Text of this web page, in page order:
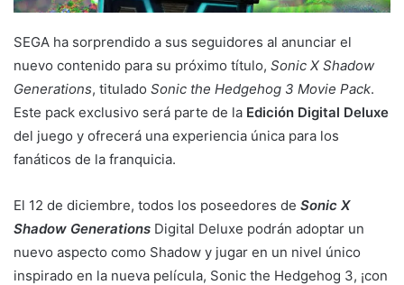
SEGA ha sorprendido a sus seguidores al anunciar el
nuevo contenido para su próximo título, Sonic X Shadow
Generations, titulado Sonic the Hedgehog 3 Movie Pack.
Este pack exclusivo será parte de la Edición Digital Deluxe
del juego y ofrecerá una experiencia única para los
fanáticos de la franquicia.
El 12 de diciembre, todos los poseedores de Sonic X
Shadow Generations Digital Deluxe podrán adoptar un
nuevo aspecto como Shadow y jugar en un nivel único
inspirado en la nueva película, Sonic the Hedgehog 3, ¡con